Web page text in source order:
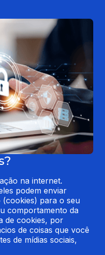
na internet.
podem enviar
(cookies) para o seu
comportamento da
de cookies, por
de coisas que você
de mídias sociais,